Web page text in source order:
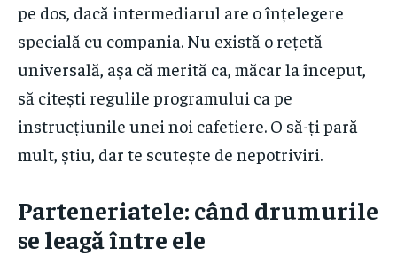
pe dos, dacă intermediarul are o înțelegere
specială cu compania. Nu există o rețetă
universală, așa că merită ca, măcar la început,
să citești regulile programului ca pe
instrucțiunile unei noi cafetiere. O să-ți pară
mult, știu, dar te scutește de nepotriviri.
Parteneriatele: când drumurile
se leagă între ele